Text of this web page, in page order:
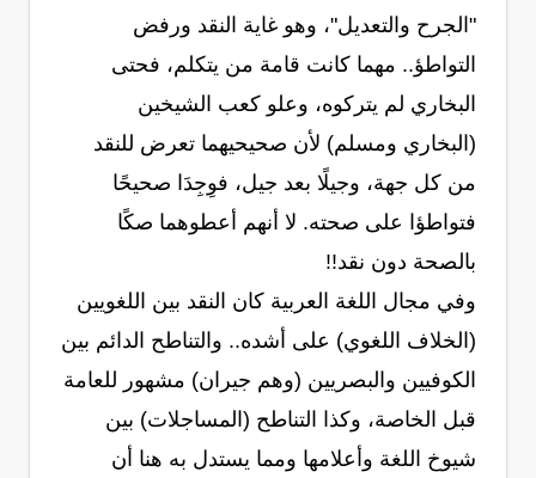
"الجرح والتعديل"، وهو غاية النقد ورفض
التواطؤ.. مهما كانت قامة من يتكلم، فحتى
البخاري لم يتركوه، وعلو كعب الشيخين
(البخاري ومسلم) لأن صحيحيهما تعرض للنقد
من كل جهة، وجيلًا بعد جيل، فوِجِدَا صحيحًا
فتواطؤا على صحته. لا أنهم أعطوهما صكًا
بالصحة دون نقد!!
وفي مجال اللغة العربية كان النقد بين اللغويين
(الخلاف اللغوي) على أشده.. والتناطح الدائم بين
الكوفيين والبصريين (وهم جيران) مشهور للعامة
قبل الخاصة، وكذا التناطح (المساجلات) بين
شيوخ اللغة وأعلامها ومما يستدل به هنا أن